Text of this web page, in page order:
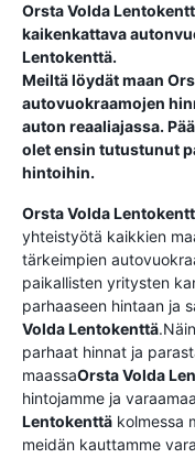
Orsta Volda
kaikenkattava
Lentokenttä.
Meiltä löydät maan
autovuokraamojen
auton reaaliajassa.
olet ensin tutustunut
hintoihin.
Orsta Volda
yhteistyötä kaikkien
tärkeimpien
paikallisten yritysten
parhaaseen hintaan ja
Volda Lentokenttä
parhaat hinnat ja
maassaOrsta Volda
hintojamme ja
Lentokenttä kolmessa
meidän kauttamme